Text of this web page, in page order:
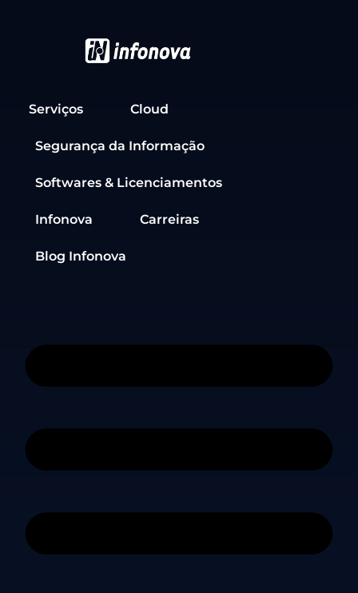
Serviços Cloud
Segurança da Informação
Softwares & Licenciamentos
Infonova Carreiras
Blog Infonova